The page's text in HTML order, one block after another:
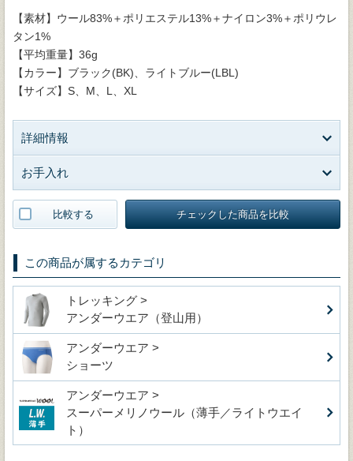
【素材】ウール83%＋ポリエステル13%＋ナイロン3%＋ポリウレ
タン1%
【平均重量】36g
【カラー】ブラック(BK)、ライトブルー(LBL)
【サイズ】S、M、L、XL
詳細情報
お手入れ
比較する チェックした商品を比較
この商品が属するカテゴリ
トレッキング >
アンダーウエア（登山用）
アンダーウエア >
ショーツ
アンダーウエア >
スーパーメリノウール（薄手／ライトウエイ
ト）